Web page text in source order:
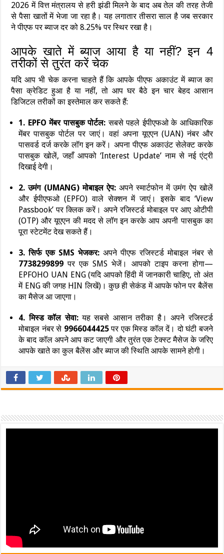
2026 में वित्त मंत्रालय से हरी झंडी मिलने के बाद अब तेल की तरह तेजी
से पैसा खातों में भेजा जा रहा है। यह लगातार तीसरा साल है जब सरकार
ने पीएफ पर ब्याज दर को 8.25% पर स्थिर रखा है।
आपके खाते में ब्याज आया है या नहीं? इन 4
तरीकों से तुरंत करें चेक
यदि आप भी चेक करना चाहते हैं कि आपके पीएफ अकाउंट में ब्याज का
पैसा क्रेडिट हुआ है या नहीं, तो आप घर बैठे इन चार बेहद आसान
डिजिटल तरीकों का इस्तेमाल कर सकते हैं:
1. EPFO मेंबर पासबुक पोर्टल: सबसे पहले ईपीएफओ के आधिकारिक
मेंबर पासबुक पोर्टल पर जाएं। वहां अपना यूएएन (UAN) नंबर और
पासवर्ड दर्ज करके लॉग इन करें। अपना पीएफ अकाउंट सेलेक्ट करके
पासबुक खोलें, जहाँ आपको ‘Interest Update’ नाम से नई एंट्री
दिखाई देगी।
2. उमंग (UMANG) मोबाइल ऐप:अपने स्मार्टफोन में उमंग ऐप खोलें
और ईपीएफओ (EPFO) वाले सेक्शन में जाएं। इसके बाद ‘View
Passbook’ पर क्लिक करें। अपने रजिस्टर्ड मोबाइल पर आए ओटीपी
(OTP) और यूएएन की मदद से लॉग इन करके आप अपनी पासबुक का
पूरा स्टेटमेंट देख सकते हैं।
3. सिर्फ एक SMS भेजकर: अपने पीएफ रजिस्टर्ड मोबाइल नंबर से
7738299899 पर एक SMS भेजें। आपको टाइप करना होगा—
EPFOHO UAN ENG (यदि आपको हिंदी में जानकारी चाहिए, तो अंत
में ENG की जगह HIN लिखें)। कुछ ही सेकंड में आपके फोन पर बैलेंस
का मैसेज आ जाएगा।
4. मिस्ड कॉल सेवा:यह सबसे आसान तरीका है। अपने रजिस्टर्ड
मोबाइल नंबर से 9966044425पर एक मिस्ड कॉल दें। दो घंटी बजने
के बाद कॉल अपने आप कट जाएगी और तुरंत एक टेक्स्ट मैसेज के जरिए
आपके खाते का कुल बैलेंस और ब्याज की स्थिति आपके सामने होगी।